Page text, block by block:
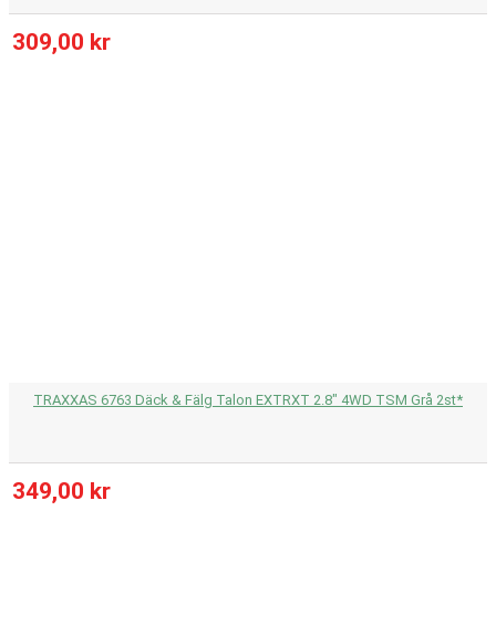
309,00 kr
TRAXXAS 6763 Däck & Fälg Talon EXTRXT 2.8" 4WD TSM Grå 2st*
349,00 kr